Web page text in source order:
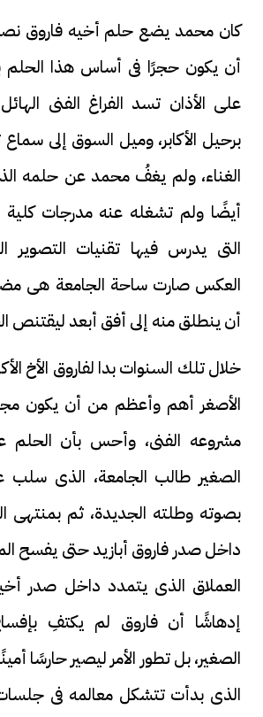
كان محمد يضع حلم أخيه فاروق
أن يكون حجرًا فى أساس هذا
على الأذان تسد الفراغ الفنى
برحيل الأكابر، وميل السوق إلى
الغناء، ولم يغفُ محمد عن حلمه
أيضًا ولم تشغله عنه مدرجات كلية
التى يدرس فيها تقنيات التصوير
العكس صارت ساحة الجامعة هى
أن ينطلق منه إلى أفق أبعد ليقتنص
خلال تلك السنوات بدا لفاروق الأخ
الأصغر أهم وأعظم من أن يكون
مشروعه الفنى، وأحس بأن الحلم
الصغير طالب الجامعة، الذى
بصوته وطلته الجديدة، ثم بمنتهى
داخل صدر فاروق أبازيد حتى يفسح
العملاق الذى يتمدد داخل صدر أخيه
إدهاشًا أن فاروق لم يكتفِ
الصغير، بل تطور الأمر ليصير حارسًا
الذى بدأت تتشكل معالمه فى